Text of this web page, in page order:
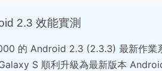
2.3 效能實測
的 Android 2.3 (2.3.3) 最新作業
S 順利升級為最新版本